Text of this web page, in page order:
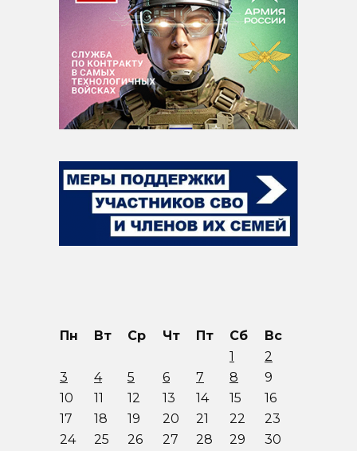
Пн Вт Ср Чт Пт Сб
Вс
1
2
3
4 5 6 7 8
9
10
11 12 13 14 15
16
17
18 19 20 21 22
23
24
25 26 27 28 29
30